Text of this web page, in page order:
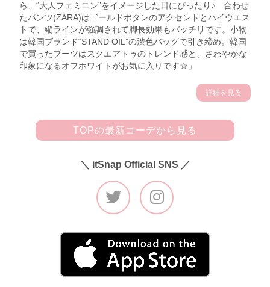
ら、“大人フェミニン”をイメージした日にぴったり♪ 合わせ
たパンツ(ZARA)はゴールドボタンのアクセントとハイウエス
トで、縦ラインが強調されて脚長効果もバッチリです。小物
は韓国ブランド“STAND OIL”の渋色バッグで引き締め。韓国
で買ったブーツはスクエアトゥのトレンド感と、さわやかな
印象になるオフホワイトがお気に入りです☆」
詳細を見る
TOPの最新コーデから見る
＼ itSnap Official SNS ／